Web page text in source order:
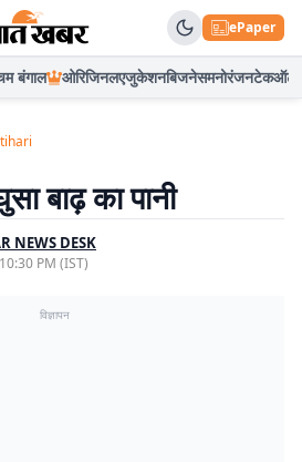
ePaper
बंगाल ओरिजिनलएजुकेशनबिजनेसमनोरंजनटेकऑटो
बाढ़ का पानी
NEWS DESK
PM (IST)
विज्ञापन